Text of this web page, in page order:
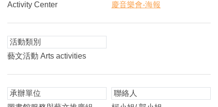
Activity Center
慶音樂會-海報
活動類別
藝文活動 Arts activities
承辦單位
聯絡人